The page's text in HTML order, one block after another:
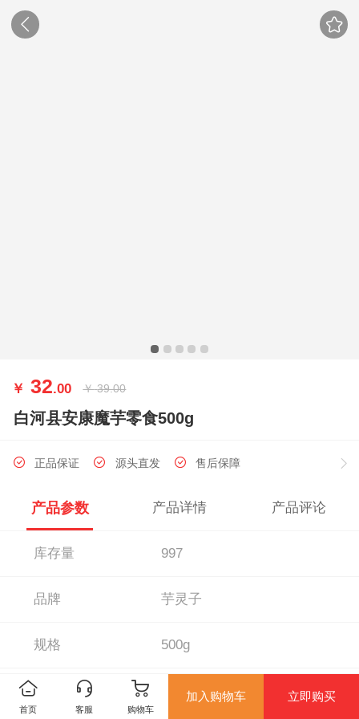
￥ 32.00 ￥ 39.00
白河县安康魔芋零食500g
正品保证 源头直发 售后保障
产品参数 产品详情 产品评论
库存量 997
品牌 芋灵子
规格 500g
执行标准 Q/BHLX0002S
首页 客服 购物车
加入购物车 立即购买